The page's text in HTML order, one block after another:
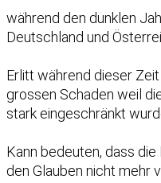
während den dunklen
Deutschland und
Erlitt während dieser
grossen Schaden weil
stark eingeschränkt
Kann bedeuten, dass
den Glauben nicht mehr